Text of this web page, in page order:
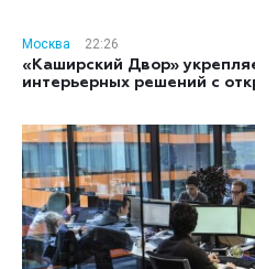
Москва
22:26
«Каширский Двор»
интерьерных решений с